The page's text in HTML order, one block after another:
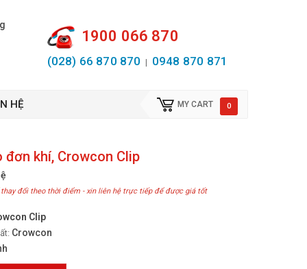
1900 066 870
(028) 66 870 870 0948 870 871
HỆ MY CART 0
đơn khí, Crowcon Clip
đổi theo thời điểm - xin liên hệ trực tiếp để được giá tốt
Clip
Crowcon